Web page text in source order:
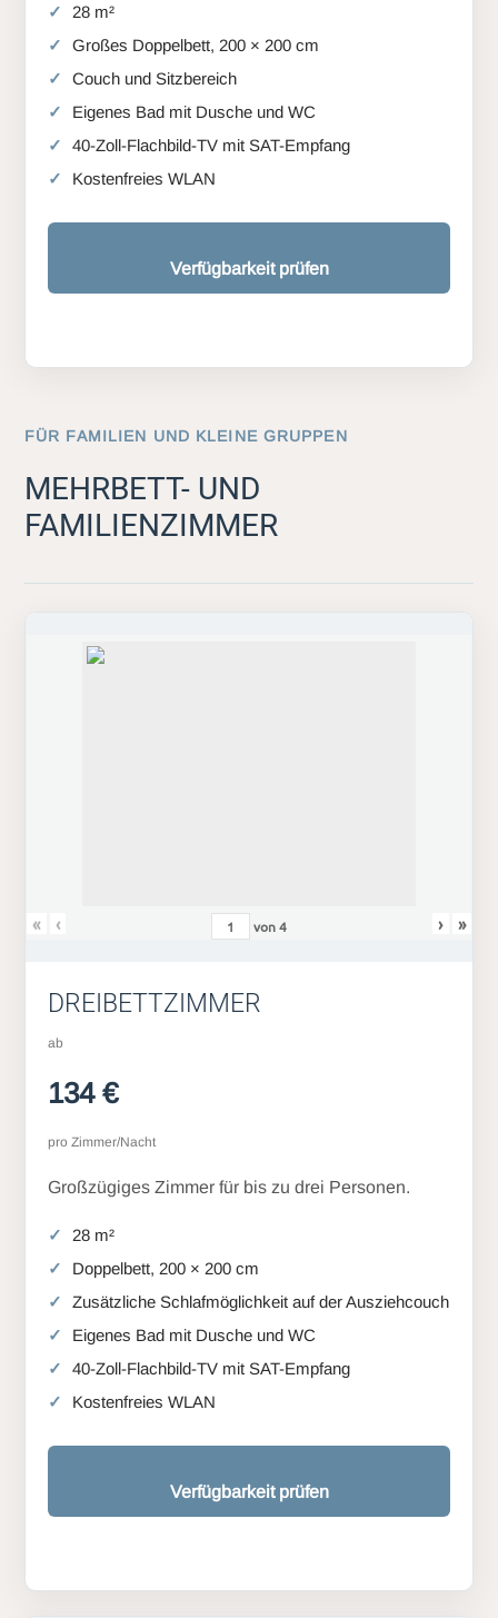
28 m²
Großes Doppelbett, 200 × 200 cm
Couch und Sitzbereich
Eigenes Bad mit Dusche und WC
40-Zoll-Flachbild-TV mit SAT-Empfang
Kostenfreies WLAN
Verfügbarkeit prüfen
FÜR FAMILIEN UND KLEINE GRUPPEN
MEHRBETT- UND
FAMILIENZIMMER
« ‹ von4 › »
DREIBETTZIMMER
ab
134 €
pro Zimmer/Nacht
Großzügiges Zimmer für bis zu drei Personen.
28 m²
Doppelbett, 200 × 200 cm
Zusätzliche Schlafmöglichkeit auf der Ausziehcouch
Eigenes Bad mit Dusche und WC
40-Zoll-Flachbild-TV mit SAT-Empfang
Kostenfreies WLAN
Verfügbarkeit prüfen